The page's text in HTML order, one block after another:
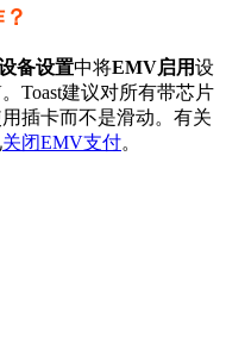
备设置中将EMV启用设
Toast建议对所有带芯片
插卡而不是滑动。有关
关闭EMV支付。